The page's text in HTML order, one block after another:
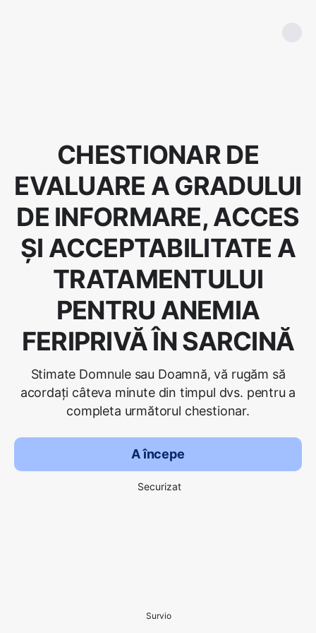
CHESTIONAR DE
EVALUARE A GRADULUI
DE INFORMARE, ACCES
ȘI ACCEPTABILITATE A
TRATAMENTULUI
PENTRU ANEMIA
FERIPRIVĂ ÎN SARCINĂ
Stimate Domnule sau Doamnă, vă rugăm să
acordați câteva minute din timpul dvs. pentru a
completa următorul chestionar.
A începe
Securizat
Survio